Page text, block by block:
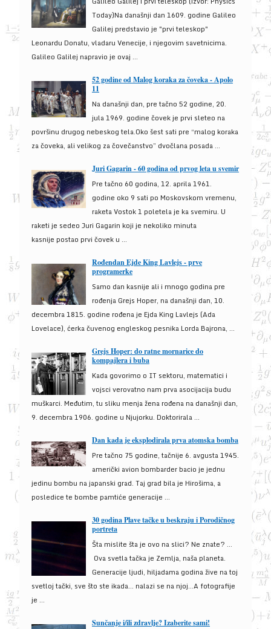
Today)Na današnji dan 1609. godine Galileo
Galilej predstavio je "prvi teleskop"
Leonardu Donatu, vladaru Venecije, i njegovim savetnicima.
Galileo Galilej napravio je ovaj ...
52 godine od Malog koraka za čoveka - Apolo
11
Na današnji dan, pre tačno 52 godine, 20.
jula 1969. godine čovek je prvi sleteo na
površinu drugog nebeskog tela.Oko šest sati pre “malog koraka
za čoveka, ali velikog za čovečanstvo” dvočlana posada ...
Juri Gagarin - 60 godina od prvog leta u svemir
Pre tačno 60 godina, 12. aprila 1961.
godine oko 9 sati po Moskovskom vremenu,
raketa Vostok 1 poletela je ka svemiru. U
raketi je sedeo Juri Gagarin koji je nekoliko minuta
kasnije postao prvi čovek u ...
Rođendan Ejde King Lavlejs - prve
programerke
Samo dan kasnije ali i mnogo godina pre
rođenja Grejs Hoper, na današnji dan, 10.
decembra 1815. godine rođena je Ejda King Lavlejs (Ada
Lovelace), ćerka čuvenog engleskog pesnika Lorda Bajrona, ...
Grejs Hoper: do ratne mornarice do
kompajlera i buba
Kada govorimo o IT sektoru, matematici i
vojsci verovatno nam prva asocijacija budu
muškarci. Međutim, tu sliku menja žena rođena na današnji dan,
9. decembra 1906. godine u Njujorku. Doktorirala ...
Dan kada je eksplodirala prva atomska bomba
Pre tačno 75 godine, tačnije 6. avgusta 1945.
američki avion bombarder bacio je jednu
jedinu bombu na japanski grad. Taj grad bila je Hirošima, a
posledice te bombe pamtiće generacije ...
30 godina Plave tačke u beskraju i Porodičnog
portreta
Šta mislite šta je ovo na slici? Ne znate? …
Ova svetla tačka je Zemlja, naša planeta.
Generacije ljudi, hiljadama godina žive na toj
svetloj tački, sve što ste ikada… nalazi se na njoj…A fotografije
je ...
Sunčanje i/ili zdravlje? Izaberite sami!